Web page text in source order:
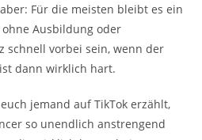
Für die meisten bleibt es ein
ohne Ausbildung oder
schnell vorbei sein, wenn der
dann wirklich hart.
jemand auf TikTok erzählt,
so unendlich anstrengend